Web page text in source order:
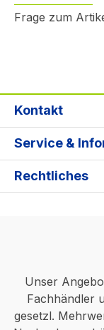
Frage zum
Kontakt
Service &
Rechtliches
Unser
Fachhändler
gesetzl.